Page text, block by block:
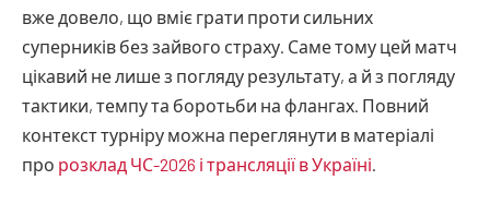
вже довело, що вміє грати проти сильних
суперників без зайвого страху. Саме тому цей матч
цікавий не лише з погляду результату, а й з погляду
тактики, темпу та боротьби на флангах. Повний
контекст турніру можна переглянути в матеріалі
про розклад ЧС-2026 і трансляції в Україні.